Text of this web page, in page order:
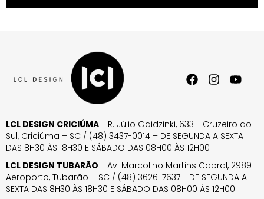
LCL DESIGN CRICIÚMA - R. Júlio Gaidzinki, 633 - Cruzeiro do
Sul, Criciúma – SC / (48) 3437-0014 – DE SEGUNDA A SEXTA
DAS 8H30 ÀS 18H30 E SÁBADO DAS 08H00 ÀS 12H00
LCL DESIGN TUBARÃO - Av. Marcolino Martins Cabral, 2989 -
Aeroporto, Tubarão – SC / (48) 3626-7637 - DE SEGUNDA A
SEXTA DAS 8H30 ÀS 18H30 E SÁBADO DAS 08H00 ÀS 12H00